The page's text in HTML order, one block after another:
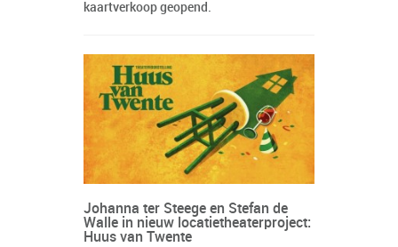
kaartverkoop geopend.
Johanna ter Steege en Stefan de
Walle in nieuw locatietheaterproject:
Huus van Twente